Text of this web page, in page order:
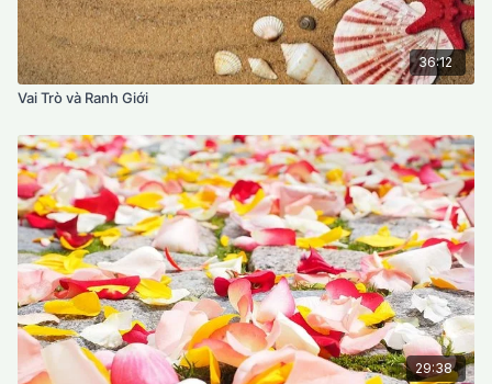
36:12
Vai Trò và Ranh Giới
29:38